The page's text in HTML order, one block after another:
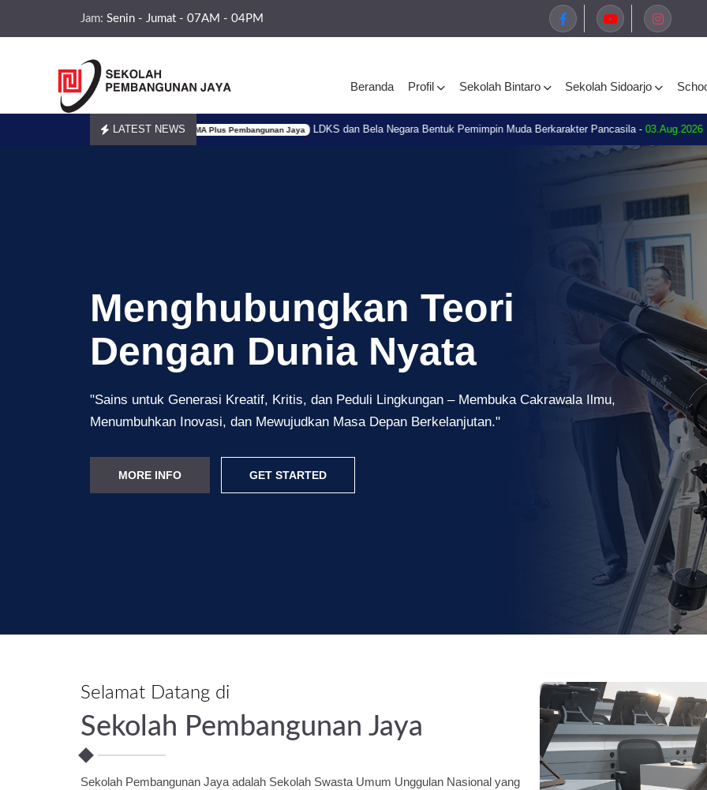
Jam: Senin - Jumat - 07AM - 04PM
Beranda Profil Sekolah Bintaro Sekolah Sidoarjo
LATEST NEWS
03.Aug.2026 02. SMA Plus Pembangunan Jaya LDKS dan Bela Negara Bentuk Pemimpin Muda Berkarakter Pancasila -03.Aug.2026 03.
Menghubungkan Teori
Dengan Dunia Nyata
"Sains untuk Generasi Kreatif, Kritis, dan Peduli Lingkungan – Membuka Cakrawala Ilmu,
Menumbuhkan Inovasi, dan Mewujudkan Masa Depan Berkelanjutan."
MORE INFO GET STARTED
Selamat Datang di
Sekolah Pembangunan Jaya
Sekolah Pembangunan Jaya adalah Sekolah Swasta Umum Unggulan Nasional yang